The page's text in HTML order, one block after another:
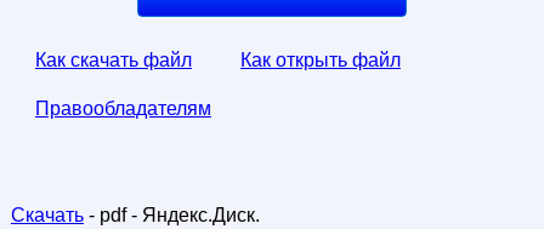
Как скачать файл Как открыть файл
Правообладателям
Скачать- pdf - Яндекс.Диск.